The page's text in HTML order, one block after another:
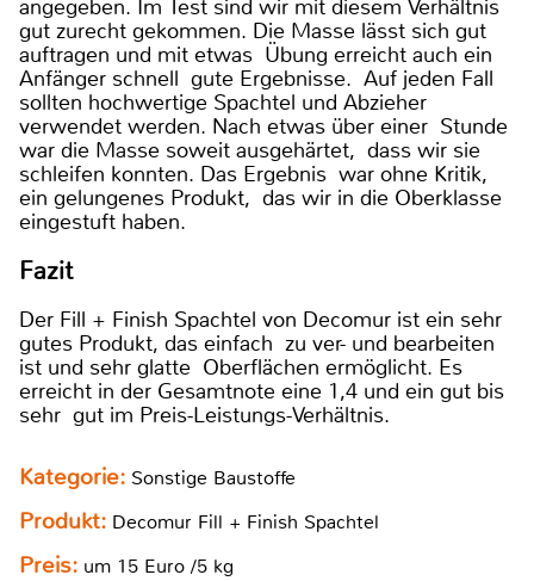
angegeben. Im Test sind wir mit diesem Verhältnis
gut zurecht gekommen. Die Masse lässt sich gut
auftragen und mit etwas Übung erreicht auch ein
Anfänger schnell gute Ergebnisse. Auf jeden Fall
sollten hochwertige Spachtel und Abzieher
verwendet werden. Nach etwas über einer Stunde
war die Masse soweit ausgehärtet, dass wir sie
schleifen konnten. Das Ergebnis war ohne Kritik,
ein gelungenes Produkt, das wir in die Oberklasse
eingestuft haben.
Fazit
Der Fill + Finish Spachtel von Decomur ist ein sehr
gutes Produkt, das einfach zu ver- und bearbeiten
ist und sehr glatte Oberflächen ermöglicht. Es
erreicht in der Gesamtnote eine 1,4 und ein gut bis
sehr gut im Preis-Leistungs-Verhältnis.
Kategorie: Sonstige Baustoffe
Produkt: Decomur Fill + Finish Spachtel
Preis: um 15 Euro /5 kg